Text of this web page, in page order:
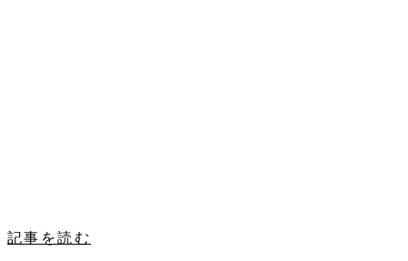
記事を読む